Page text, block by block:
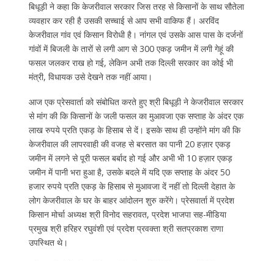
बिधूड़ी ने कहा कि केजरीवाल सरकार जिस तरह से किसानों के साथ सौतेला
व्यवहार कर रही है उसकी सच्चाई से आप सभी वाकिफ हैं। अरविंद
केजरीवाल गांव एवं किसान विरोधी है। नांगल एवं उसके आस पास के दर्जनों
गांवों में बिजली के तारों से लगी आग से 300 एकड़ जमीन में लगी गेहूं की
फसल जलकर राख हो गई, लेकिन अभी तक दिल्ली सरकार का कोई भी
मंत्री, विधायक उसे देखने तक नहीं आया।
आज एक प्रेसवार्ता को संबोधित करते हुए श्री बिधूड़ी ने केजरीवाल सरकार
से मांग की कि किसानों के जली फसल का मुआवजा एक सप्ताह के अंदर एक
लाख रुपये प्रति एकड़ के हिसाब से दें। इसके साथ ही उन्होंने मांग की कि
केजरीवाल की लापरवाही की वजह से बरसात का पानी 20 हज़ार एकड़
जमीन में लगने से पूरी फसल बर्बाद हो गई और अभी भी 10 हज़ार एकड़
जमीन में पानी भरा हुआ है, उसके बदले में यदि एक सप्ताह के अंदर 50
हजार रुपये प्रति एकड़ के हिसाब से मुआवजा दें नहीं तो दिल्ली देहात के
लोग केजरीवाल के घर के बाहर आंदोलन शुरु करेंगे। प्रेसवार्ता में प्रदेश
किसान मोर्चा अध्यक्ष श्री विनोद सहरावत, प्रदेश भाजपा सह-मीडिया
प्रमुख श्री हरिहर रघुवंशी एवं प्रदेश प्रवक्ता श्री सतप्रकाश राणा
उपस्थित थे।